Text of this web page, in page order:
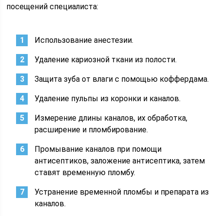
посещений специалиста:
Использование анестезии.
Удаление кариозной ткани из полости.
Защита зуба от влаги с помощью коффердама.
Удаление пульпы из коронки и каналов.
Измерение длины каналов, их обработка,
расширение и пломбирование.
Промывание каналов при помощи
антисептиков, заложение антисептика, затем
ставят временную пломбу.
Устранение временной пломбы и препарата из
каналов.